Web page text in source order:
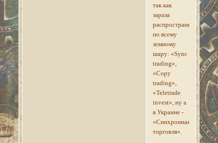
так как
зараза
распространилась
по всему
земному
шару: «Sync
trading»,
«Copy
trading»,
«Teletrade
invest», ну а
в Украине -
«Синхронная
торговля».